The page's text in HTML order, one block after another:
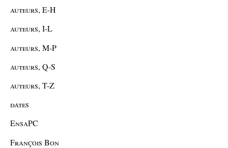
auteurs, E-H
auteurs, I-L
auteurs, M-P
auteurs, Q-S
auteurs, T-Z
dates
EnsaPC
François Bon